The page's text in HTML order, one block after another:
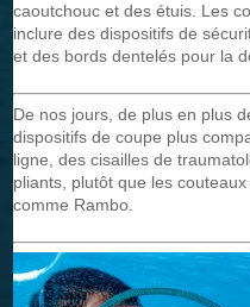
caoutchouc et des étuis. Les
inclure des dispositifs de
et des bords dentelés pour la
De nos jours, de plus en plus
dispositifs de coupe plus
ligne, des cisailles de
pliants, plutôt que les
comme Rambo.